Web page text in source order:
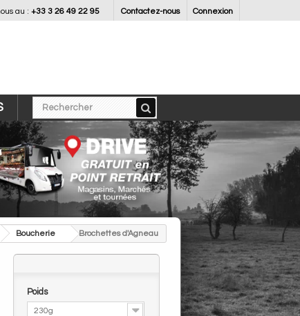
Connexion
Contactez-nous
au : +33 3 26 49 22 95
> Boucherie > Brochettes d'Agneau
Poids
230g